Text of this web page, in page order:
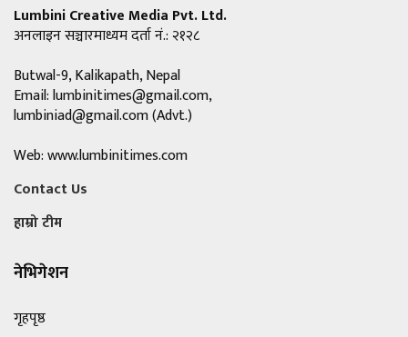
Lumbini Creative Media Pvt. Ltd.
अनलाइन सञ्चारमाध्यम दर्ता नं.: २१२८
Butwal-9, Kalikapath, Nepal
Email:lumbinitimes@gmail.com,
lumbiniad@gmail.com(Advt.)
Web: www.lumbinitimes.com
Contact Us
हाम्रो टीम
नेभिगेशन
गृहपृष्ठ